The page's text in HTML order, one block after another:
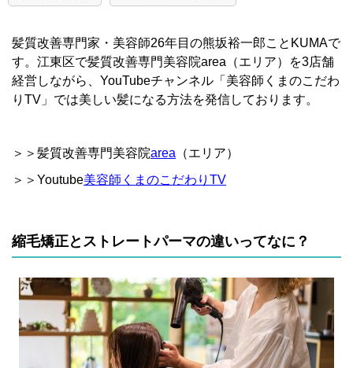
髪質改善専門家・美容師26年目の熊坂裕一郎ことKUMAで
す。江東区で髪質改善専門美容院area（エリア）を3店舗
経営しながら、YouTubeチャンネル「美容師くまのこだわ
りTV」では美しい髪になる方法を発信しております。
＞＞髪質改善専門美容院area （エリア）
＞＞Youtube美容師くまのこだわりTV
縮毛矯正とストレートパーマの違いってなに？